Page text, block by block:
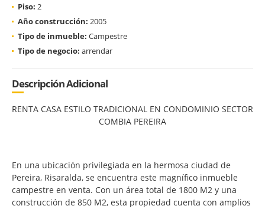
Piso: 2
Año construcción: 2005
Tipo de inmueble: Campestre
Tipo de negocio: arrendar
Descripción Adicional
RENTA CASA ESTILO TRADICIONAL EN CONDOMINIO SECTOR
COMBIA PEREIRA
En una ubicación privilegiada en la hermosa ciudad de
Pereira, Risaralda, se encuentra este magnífico inmueble
campestre en venta. Con un área total de 1800 M2 y una
construcción de 850 M2, esta propiedad cuenta con amplios